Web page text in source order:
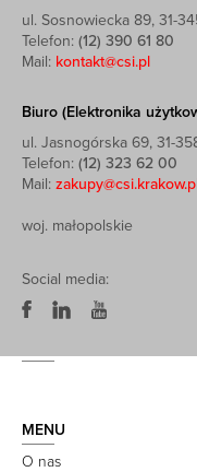
ul. Sosnowiecka 89, 31-
Telefon: (12) 390 61 80
Mail: kontakt@csi.pl
Biuro (Elektronika
ul. Jasnogórska 69, 31-
Telefon: (12) 323 62 00
Mail:
woj. małopolskie
Social media:
MENU
O nas